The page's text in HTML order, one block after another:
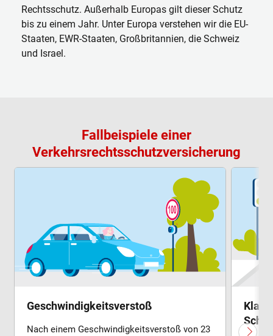
Rechtsschutz. Außerhalb Europas gilt dieser Schutz
bis zu einem Jahr. Unter Europa verstehen wir die EU-
Staaten, EWR-Staaten, Großbritannien, die Schweiz
und Israel.
Fallbeispiele einer
Verkehrsrechtsschutzversicherung
Geschwindigkeitsverstoß
Nach einem Geschwindig­keits­ver­stoß von 23